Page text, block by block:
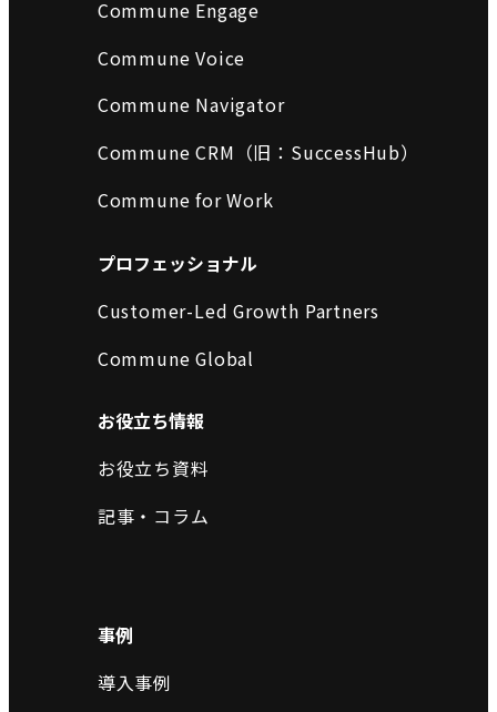
Commune Engage
Commune Voice
Commune Navigator
Commune CRM（旧：SuccessHub）
Commune for Work
プロフェッショナル
Customer-Led Growth Partners
Commune Global
お役立ち情報
お役立ち資料
記事・コラム
事例
導入事例